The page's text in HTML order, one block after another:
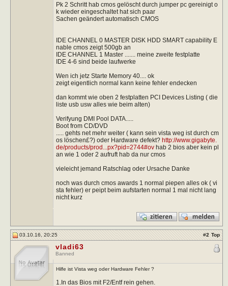
Pk 2 Schritt hab cmos gelöscht durch jumper pc gereinigt o
k wieder eingeschaltet hat sich paar
Sachen geändert automatisch CMOS
IDE CHANNEL 0 MASTER DISK HDD SMART capability E
nable cmos zeigt 500gb an
IDE CHANNEL 1 Master ....... meine zweite festplatte
IDE 4-6 sind beide laufwerke
Wen ich jetz Starte Memory 40.... ok
zeigt eigentlich normal kann keine fehler endecken
dan kommt wie oben 2 festplatten PCI Devices Listing ( die
liste usb usw alles wie beim alten)
Verifyung DMI Pool DATA.....
Boot from CD/DVD
..... gehts net mehr weiter ( kann sein vista weg ist durch cm
os löschen£?) oder Hardware defekt? http://www.gigabyte.
de/products/prod...px?pid=2744#ovhab 2 bios aber kein pl
an wie 1 oder 2 aufruft hab da nur cmos
vieleicht jemand Ratschlag oder Ursache Danke
noch was durch cmos awards 1 normal piepen alles ok ( vi
sta fehler) er peipt beim aufstarten normal 1 mal nicht lang
nicht kurz
03.10.16, 20:25 #2 Top
vladi63
Banned
Hilfe ist Vista weg oder Hardware Fehler ?
1.In das Bios mit F2/Entf rein gehen.